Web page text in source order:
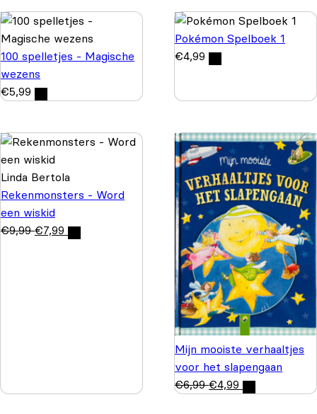
100 spelletjes - Magische
wezens
€5,99
Pokémon Spelboek 1
€4,99
Linda Bertola
Rekenmonsters - Word
een wiskid
€9,99 €7,99
Mijn mooiste verhaaltjes
voor het slapengaan
€6,99 €4,99